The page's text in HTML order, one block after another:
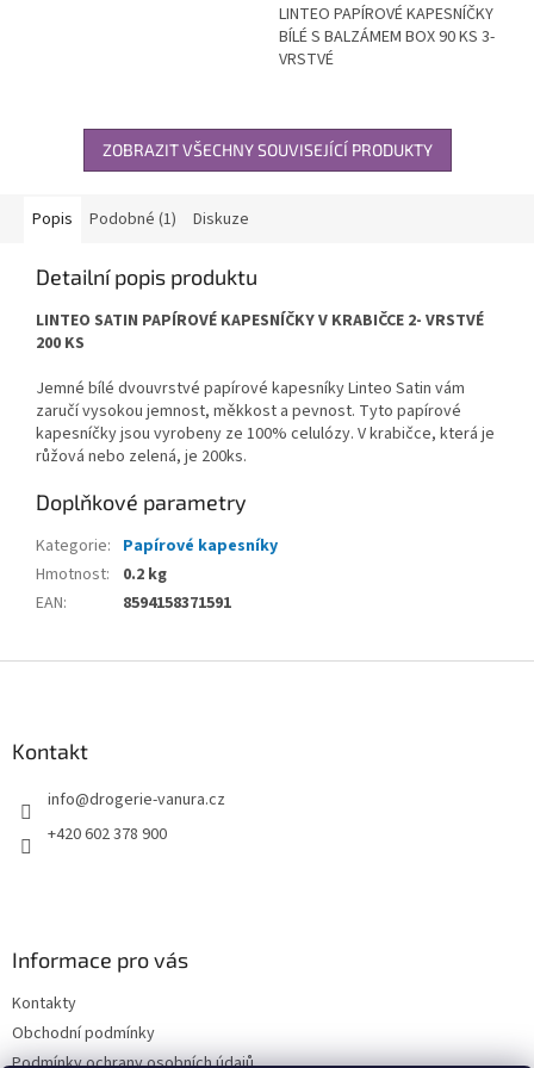
LINTEO PAPÍROVÉ KAPESNÍČKY
BÍLÉ S BALZÁMEM BOX 90 KS 3-
VRSTVÉ
ZOBRAZIT VŠECHNY SOUVISEJÍCÍ PRODUKTY
Popis Podobné (1) Diskuze
Detailní popis produktu
LINTEO SATIN PAPÍROVÉ KAPESNÍČKY V KRABIČCE 2- VRSTVÉ
200 KS
Jemné bílé dvouvrstvé papírové kapesníky Linteo Satin vám
zaručí vysokou jemnost, měkkost a pevnost. Tyto papírové
kapesníčky jsou vyrobeny ze 100% celulózy. V krabičce, která je
růžová nebo zelená, je 200ks.
Doplňkové parametry
Kategorie: Papírové kapesníky
Hmotnost:
0.2 kg
EAN: 8594158371591
Kontakt
info@drogerie-vanura.cz
+420 602 378 900
Informace pro vás
Kontakty
Obchodní podmínky
Podmínky ochrany osobních údajů